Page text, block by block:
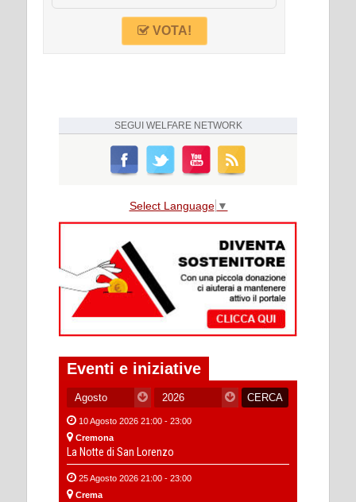
VOTA!
SEGUI WELFARE NETWORK
Select Language ▼
Eventi e iniziative
10 Agosto 2026 21:00 - 23:00
Cremona
La Notte di San Lorenzo
25 Agosto 2026 21:00 - 23:00
Crema